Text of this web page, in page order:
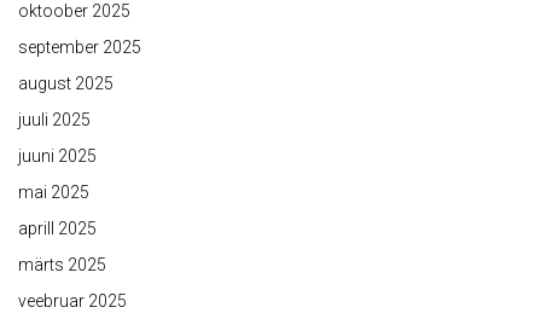
oktoober 2025
september 2025
august 2025
juuli 2025
juuni 2025
mai 2025
aprill 2025
märts 2025
veebruar 2025